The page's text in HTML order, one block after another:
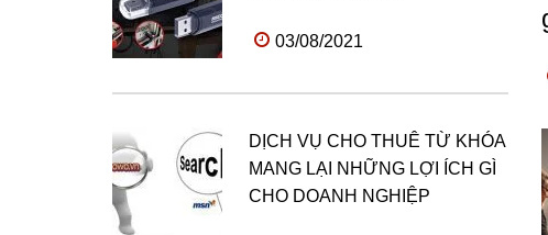
03/08/2021
DỊCH VỤ CHO THUÊ TỪ KHÓA
MANG LẠI NHỮNG LỢI ÍCH GÌ
CHO DOANH NGHIỆP